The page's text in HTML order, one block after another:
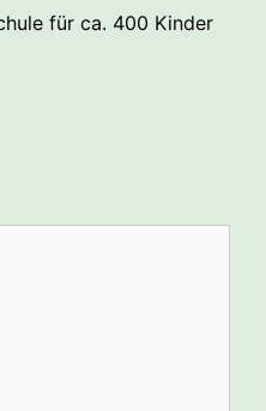
für ca. 400 Kinder